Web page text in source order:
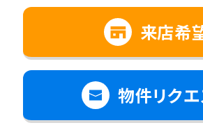
来店希
物件リクエ